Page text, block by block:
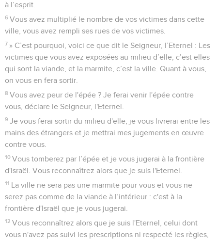
à l’esprit.
6 Vous avez multiplié le nombre de vos victimes dans cette
ville, vous avez rempli ses rues de vos victimes.
7 » C’est pourquoi, voici ce que dit le Seigneur, l’Eternel : Les
victimes que vous avez exposées au milieu d’elle, c’est elles
qui sont la viande, et la marmite, c’est la ville. Quant à vous,
on vous en fera sortir.
8 Vous avez peur de l'épée ? Je ferai venir l'épée contre
vous, déclare le Seigneur, l'Eternel.
9 Je vous ferai sortir du milieu d'elle, je vous livrerai entre les
mains des étrangers et je mettrai mes jugements en œuvre
contre vous.
10 Vous tomberez par l’épée et je vous jugerai à la frontière
d'Israël. Vous reconnaîtrez alors que je suis l'Eternel.
11 La ville ne sera pas une marmite pour vous et vous ne
serez pas comme de la viande à l’intérieur : c'est à la
frontière d'Israël que je vous jugerai.
12 Vous reconnaîtrez alors que je suis l'Eternel, celui dont
vous n'avez pas suivi les prescriptions ni respecté les règles,